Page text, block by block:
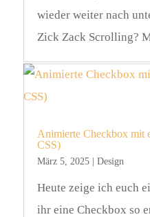
wieder weiter nach
Zick Zack Scrolling?
Animierte Checkbox
CSS)
März 5, 2025| Design
Heute zeige ich euch
ihr eine Checkbox so